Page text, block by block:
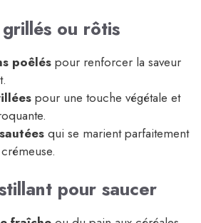
ou rôtis
poêlés pour renforcer la saveur
pour une touche végétale et
qui se marient parfaitement
pour saucer